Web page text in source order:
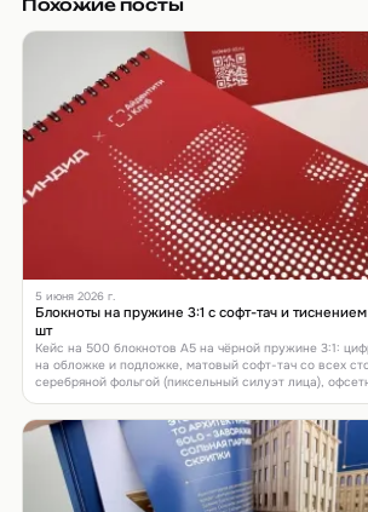
Похожие посты
5 июня 2026 г.
Блокноты на пружине 3:1 с софт-тач и
шт
Кейс на 500 блокнотов А5 на чёрной пружине 3:1:
на обложке и подложке, матовый софт-тач со всех
серебряной фольгой (пиксельный силуэт лица),